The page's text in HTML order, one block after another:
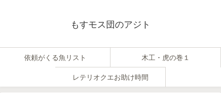
もすモス団のアジト
依頼がくる魚リスト 木工・虎の巻１
レテリオクエお助け時間